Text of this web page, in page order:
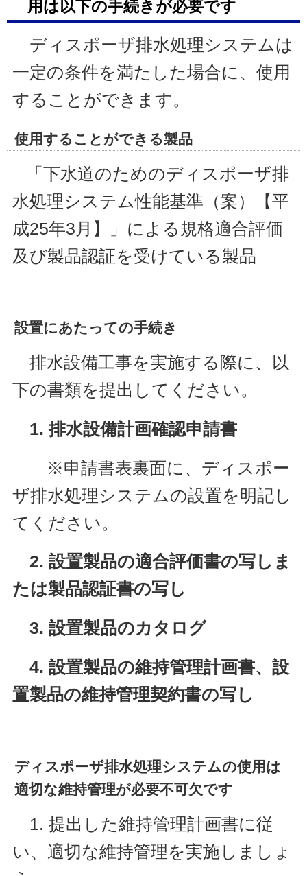
用は以下の手続きが必要です
ディスポーザ排水処理システムは
一定の条件を満たした場合に、使用
することができます。
使用することができる製品
「下水道のためのディスポーザ排
水処理システム性能基準（案）【平
成25年3月】」による規格適合評価
及び製品認証を受けている製品
設置にあたっての手続き
排水設備工事を実施する際に、以
下の書類を提出してください。
1. 排水設備計画確認申請書
※申請書表裏面に、ディスポー
ザ排水処理システムの設置を明記し
てください。
2. 設置製品の適合評価書の写しま
たは製品認証書の写し
3. 設置製品のカタログ
4. 設置製品の維持管理計画書、設
置製品の維持管理契約書の写し
ディスポーザ排水処理システムの使用は
適切な維持管理が必要不可欠です
1. 提出した維持管理計画書に従
い、適切な維持管理を実施しましょ